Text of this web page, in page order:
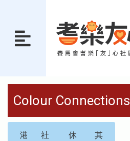
Colour Connections
港
社
休
其